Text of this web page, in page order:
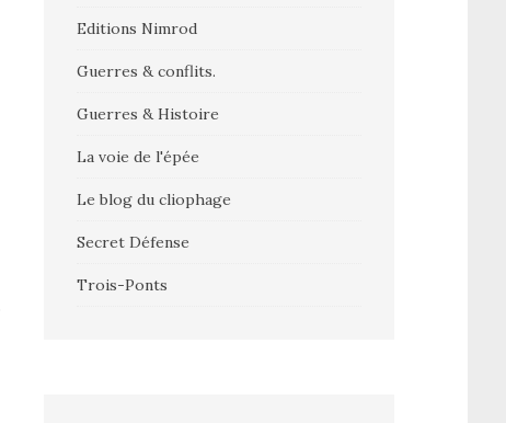
Editions Nimrod
Guerres & conflits.
Guerres & Histoire
La voie de l'épée
Le blog du cliophage
Secret Défense
Trois-Ponts